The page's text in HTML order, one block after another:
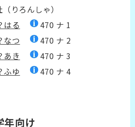
りろんしゃ）
はる
470 ナ 1
なつ
470 ナ 2
あき
470 ナ 3
ふゆ
470 ナ 4
年向け